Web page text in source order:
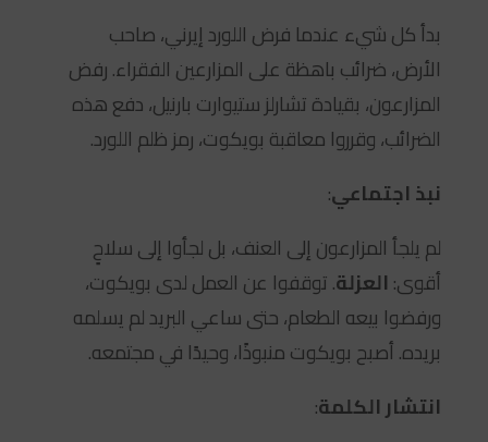
بدأ كل شيء عندما فرض اللورد إيرني، صاحب
الأرض، ضرائب باهظة على المزارعين الفقراء. رفض
المزارعون، بقيادة تشارلز ستيوارت بارنيل، دفع هذه
الضرائب، وقرروا معاقبة بويكوت، رمز ظلم اللورد.
نبذ اجتماعي:
لم يلجأ المزارعون إلى العنف، بل لجأوا إلى سلاحٍ
أقوى: العزلة. توقفوا عن العمل لدى بويكوت،
ورفضوا بيعه الطعام، حتى ساعي البريد لم يسلمه
بريده. أصبح بويكوت منبوذًا، وحيدًا في مجتمعه.
انتشار الكلمة: